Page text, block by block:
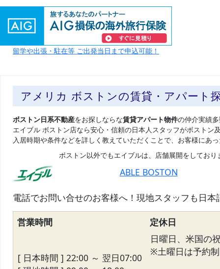
留学や出張・駐在等 ご出発当日まで申込可能！
アメリカ ボストンの賃貸・アパート
ボストン日系不動産をお探しならな賃貸アパート物件の仲介実績
エイブル ボストン店なら安心・信頼の日本人スタッフがボストン
入居時期や条件などを詳しく教えていただくことで、お客様にあ
ボストン以外でもエイブルは、店舗展開をしてお
ABLE BOSTON
電話でお問い合せのお客様へ！現地スタッフも日
営業時間 定休日
[ 日本時間 ] 22:00 ～ 翌日07:00
日曜日、米国の
※土曜日は予約制